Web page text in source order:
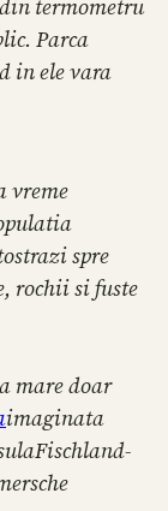
termometru
Parca
in ele vara
vreme
spre
rochii si fuste
mare doar
imaginata
Fischland-